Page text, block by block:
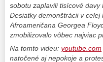
sobotu zaplavili tisícové
Desiatky demonštrácii v
Afroameričana Georgea
zmobilizovalo vôbec najviac
Na tomto videu: youtube.com
natočené aj nepokoje a